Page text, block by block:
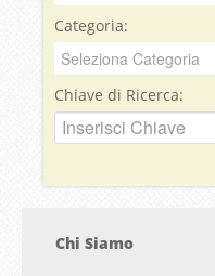
Categoria:
Chiave di Ricerca:
Chi Siamo